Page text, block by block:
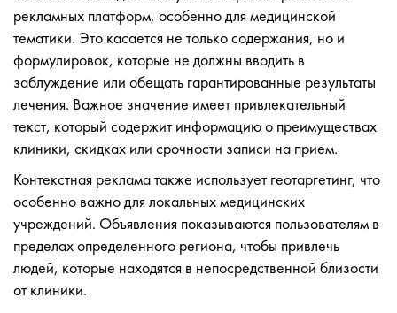
рекламных платформ, особенно для медицинской
тематики. Это касается не только содержания, но и
формулировок, которые не должны вводить в
заблуждение или обещать гарантированные результаты
лечения. Важное значение имеет привлекательный
текст, который содержит информацию о преимуществах
клиники, скидках или срочности записи на прием.
Контекстная реклама также использует геотаргетинг, что
особенно важно для локальных медицинских
учреждений. Объявления показываются пользователям в
пределах определенного региона, чтобы привлечь
людей, которые находятся в непосредственной близости
от клиники.